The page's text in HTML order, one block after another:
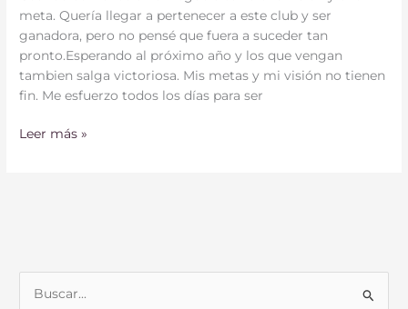
meta. Quería llegar a pertenecer a este club y ser
ganadora, pero no pensé que fuera a suceder tan
pronto.Esperando al próximo año y los que vengan
tambien salga victoriosa. Mis metas y mi visión no tienen
fin. Me esfuerzo todos los días para ser
Leer más »